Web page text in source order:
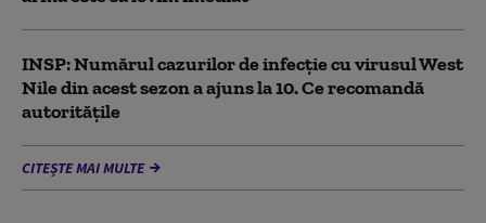
INSP: Numărul cazurilor de infecţie cu virusul West
Nile din acest sezon a ajuns la 10. Ce recomandă
autoritățile
CITEȘTE MAI MULTE